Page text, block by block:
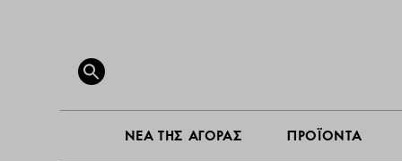
Search
for:
SEARCH BUTTON
ΝΕΑ ΤΗΣ ΑΓΟΡΑΣ ΠΡΟΪΟΝΤΑ